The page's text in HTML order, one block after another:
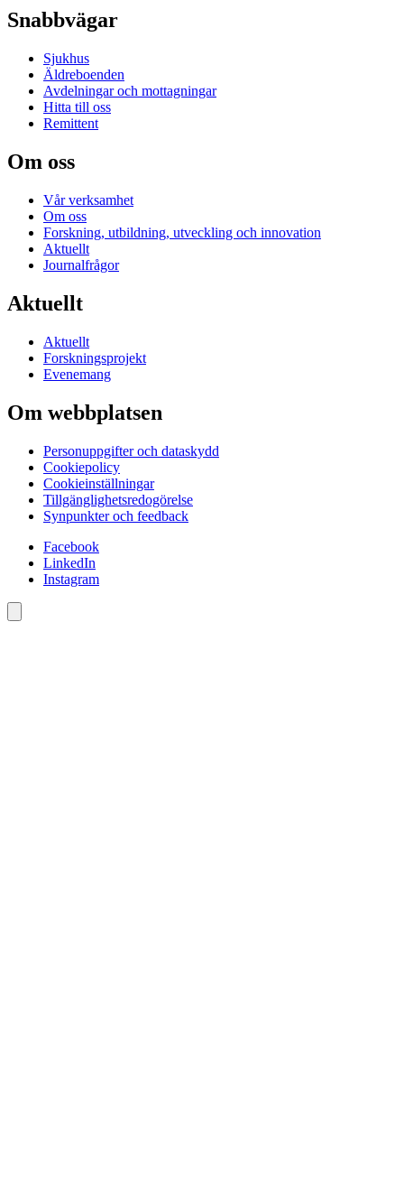
Snabbvägar
Sjukhus
Äldreboenden
Avdelningar och mottagningar
Hitta till oss
Remittent
Om oss
Vår verksamhet
Om oss
Forskning, utbildning, utveckling och innovation
Aktuellt
Journalfrågor
Aktuellt
Aktuellt
Forskningsprojekt
Evenemang
Om webbplatsen
Personuppgifter och dataskydd
Cookiepolicy
Cookieinställningar
Tillgänglighetsredogörelse
Synpunkter och feedback
Facebook
LinkedIn
Instagram